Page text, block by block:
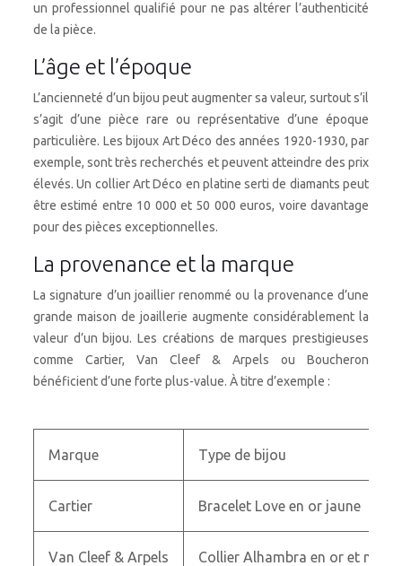
un professionnel qualifié pour ne pas altérer l’authenticité
de la pièce.
L’âge et l’époque
L’ancienneté d’un bijou peut augmenter sa valeur, surtout s’il
s’agit d’une pièce rare ou représentative d’une époque
particulière. Les bijoux Art Déco des années 1920-1930, par
exemple, sont très recherchés et peuvent atteindre des prix
élevés. Un collier Art Déco en platine serti de diamants peut
être estimé entre 10 000 et 50 000 euros, voire davantage
pour des pièces exceptionnelles.
La provenance et la marque
La signature d’un joaillier renommé ou la provenance d’une
grande maison de joaillerie augmente considérablement la
valeur d’un bijou. Les créations de marques prestigieuses
comme Cartier, Van Cleef & Arpels ou Boucheron
bénéficient d’une forte plus-value. À titre d’exemple :
Marque Type de bijou
Cartier Bracelet Love en or jaune
Van Cleef & Arpels Collier Alhambra en or et nacre